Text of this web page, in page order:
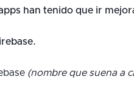
han tenido que ir
(nombre que suena a